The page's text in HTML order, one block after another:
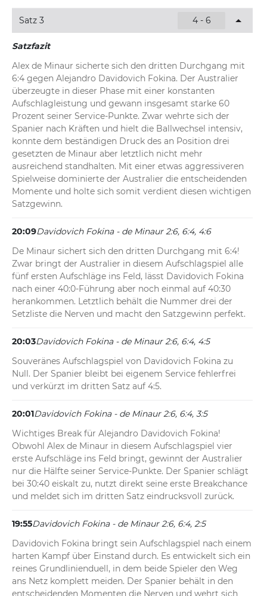
Satz 3 4 - 6
Satzfazit
Alex de Minaur sicherte sich den dritten Durchgang mit
6:4 gegen Alejandro Davidovich Fokina. Der Australier
überzeugte in dieser Phase mit einer konstanten
Aufschlagleistung und gewann insgesamt starke 60
Prozent seiner Service-Punkte. Zwar wehrte sich der
Spanier nach Kräften und hielt die Ballwechsel intensiv,
konnte dem beständigen Druck des an Position drei
gesetzten de Minaur aber letztlich nicht mehr
ausreichend standhalten. Mit einer etwas aggressiveren
Spielweise dominierte der Australier die entscheidenden
Momente und holte sich somit verdient diesen wichtigen
Satzgewinn.
20:09Davidovich Fokina - de Minaur 2:6, 6:4, 4:6
De Minaur sichert sich den dritten Durchgang mit 6:4!
Zwar bringt der Australier in diesem Aufschlagspiel alle
fünf ersten Aufschläge ins Feld, lässt Davidovich Fokina
nach einer 40:0-Führung aber noch einmal auf 40:30
herankommen. Letztlich behält die Nummer drei der
Setzliste die Nerven und macht den Satzgewinn perfekt.
20:03Davidovich Fokina - de Minaur 2:6, 6:4, 4:5
Souveränes Aufschlagspiel von Davidovich Fokina zu
Null. Der Spanier bleibt bei eigenem Service fehlerfrei
und verkürzt im dritten Satz auf 4:5.
20:01Davidovich Fokina - de Minaur 2:6, 6:4, 3:5
Wichtiges Break für Alejandro Davidovich Fokina!
Obwohl Alex de Minaur in diesem Aufschlagspiel vier
erste Aufschläge ins Feld bringt, gewinnt der Australier
nur die Hälfte seiner Service-Punkte. Der Spanier schlägt
bei 30:40 eiskalt zu, nutzt direkt seine erste Breakchance
und meldet sich im dritten Satz eindrucksvoll zurück.
19:55Davidovich Fokina - de Minaur 2:6, 6:4, 2:5
Davidovich Fokina bringt sein Aufschlagspiel nach einem
harten Kampf über Einstand durch. Es entwickelt sich ein
reines Grundlinienduell, in dem beide Spieler den Weg
ans Netz komplett meiden. Der Spanier behält in den
entscheidenden Momenten die Nerven und wehrt sich